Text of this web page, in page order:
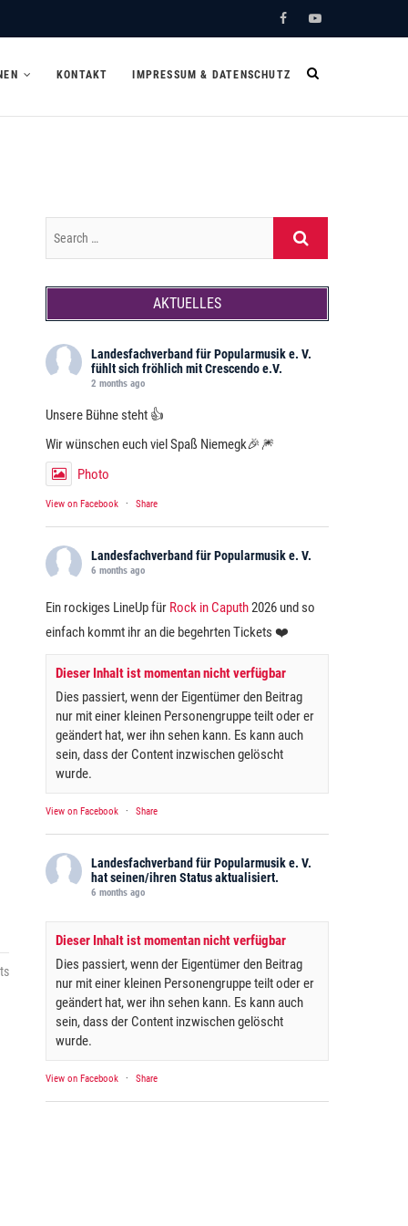
FacebookYoutube
KONTAKT IMPRESSUM & DATENSCHUTZ
AKTUELLES
Landesfachverband für Popularmusik e. V.
fühlt sich fröhlich mit Crescendo e.V.
2 months ago
Unsere Bühne steht 👍
Wir wünschen euch viel Spaß Niemegk🎉🎆
Photo
View on Facebook · Share
Landesfachverband für Popularmusik e. V.
6 months ago
Ein rockiges LineUp für Rock in Caputh2026 und so
einfach kommt ihr an die begehrten Tickets ❤️
Dieser Inhalt ist momentan nicht verfügbar
Dies passiert, wenn der Eigentümer den Beitrag
nur mit einer kleinen Personengruppe teilt oder er
geändert hat, wer ihn sehen kann. Es kann auch
sein, dass der Content inzwischen gelöscht
wurde.
View on Facebook · Share
Landesfachverband für Popularmusik e. V.
hat seinen/ihren Status aktualisiert.
6 months ago
Dieser Inhalt ist momentan nicht verfügbar
Dies passiert, wenn der Eigentümer den Beitrag
nur mit einer kleinen Personengruppe teilt oder er
geändert hat, wer ihn sehen kann. Es kann auch
sein, dass der Content inzwischen gelöscht
wurde.
View on Facebook · Share